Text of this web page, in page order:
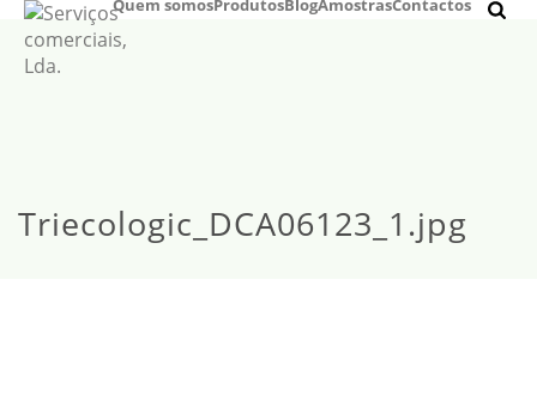
Quem somosProdutosBlogAmostrasContactos
Triecologic_DCA06123_1.jpg